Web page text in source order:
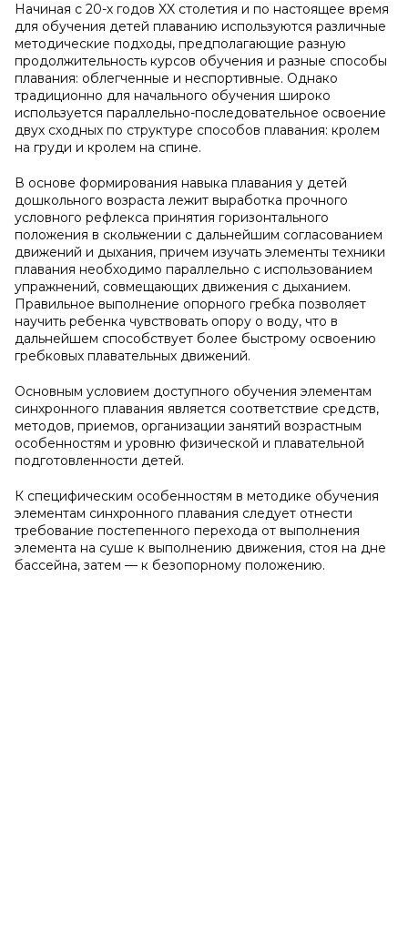
Начиная с 20-х годов XX столетия и по настоящее время
для обучения детей плаванию используются различные
методические подходы, предполагающие разную
продолжительность курсов обучения и разные способы
плавания: облегченные и неспортивные. Однако
традиционно для начального обучения широко
используется параллельно-последовательное освоение
двух сходных по структуре способов плавания: кролем
на груди и кролем на спине.
В основе формирования навыка плавания у детей
дошкольного возраста лежит выработка прочного
условного рефлекса принятия горизонтального
положения в скольжении с дальнейшим согласованием
движений и дыхания, причем изучать элементы техники
плавания необходимо параллельно с использованием
упражнений, совмещающих движения с дыханием.
Правильное выполнение опорного гребка позволяет
научить ребенка чувствовать опору о воду, что в
дальнейшем способствует более быстрому освоению
гребковых плавательных движений.
Основным условием доступного обучения элементам
синхронного плавания является соответствие средств,
методов, приемов, организации занятий возрастным
особенностям и уровню физической и плавательной
подготовленности детей.
К специфическим особенностям в методике обучения
элементам синхронного плавания следует отнести
требование постепенного перехода от выполнения
элемента на суше к выполнению движения, стоя на дне
бассейна, затем — к безопорному положению.